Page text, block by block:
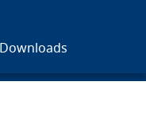
Downloads